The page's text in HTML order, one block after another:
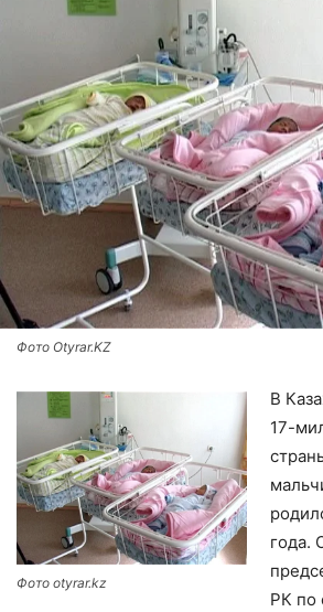
Фото Otyrar.KZ
Фото otyrar.kz
В
17-
года.
РК по